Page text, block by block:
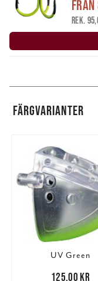
Från
Rek.
FÄRGVARIANTER
UV Green
125,00 kr
125,00 kr